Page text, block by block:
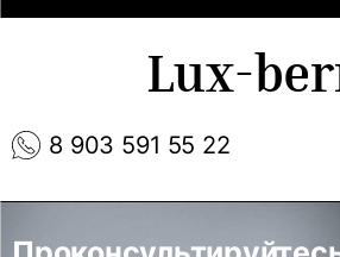
8 903 591 55 22
Lux-